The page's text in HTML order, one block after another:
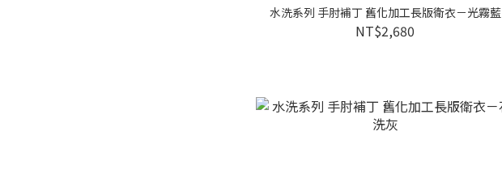
水洗系列 手肘補丁 舊化加工長版衛衣－光霧藍
NT$2,680